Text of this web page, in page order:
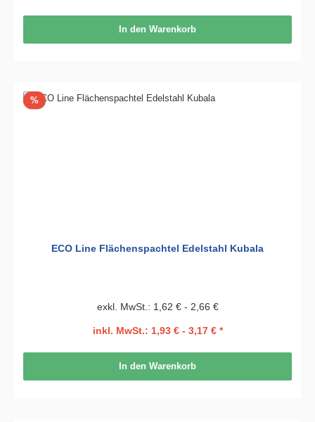
In den Warenkorb
%Rabatt
ECO Line Flächenspachtel Edelstahl Kubala
exkl. MwSt.: 1,62 € - 2,66 €
inkl. MwSt.: 1,93 € - 3,17 € *
In den Warenkorb